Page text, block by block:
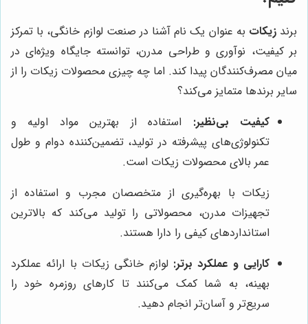
برندزیکات به عنوان یک نام آشنا در صنعت لوازم خانگی، با تمرکز
بر کیفیت، نوآوری و طراحی مدرن، توانسته جایگاه ویژه‌ای در
میان مصرف‌کنندگان پیدا کند. اما چه چیزی محصولات زیکات را از
سایر برندها متمایز می‌کند؟
کیفیت بی‌نظیر: استفاده از بهترین مواد اولیه و
تکنولوژی‌های پیشرفته در تولید، تضمین‌کننده دوام و طول
عمر بالای محصولات زیکات است.
زیکات با بهره‌گیری از متخصصان مجرب و استفاده از
تجهیزات مدرن، محصولاتی را تولید می‌کند که بالاترین
استانداردهای کیفی را دارا هستند.
کارایی و عملکرد برتر: لوازم خانگی زیکات با ارائه عملکرد
بهینه، به شما کمک می‌کنند تا کارهای روزمره خود را
سریع‌تر و آسان‌تر انجام دهید.